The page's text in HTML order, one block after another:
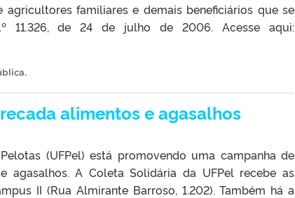
familiares e demais beneficiários que se
11.326, de 24 de julho de 2006. Acesse aqui:
.
alimentos e agasalhos
(UFPel) está promovendo uma campanha de
agasalhos. A Coleta Solidária da UFPel recebe as
II (Rua Almirante Barroso, 1.202). Também há a